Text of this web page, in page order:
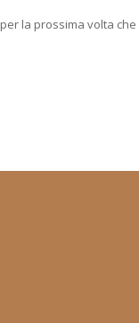
la prossima volta che